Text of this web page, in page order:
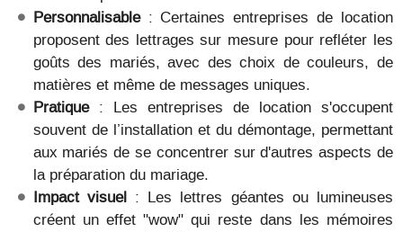
Personnalisable: Certaines entreprises de location
proposent des lettrages sur mesure pour refléter les
goûts des mariés, avec des choix de couleurs, de
matières et même de messages uniques.
Pratique: Les entreprises de location s'occupent
souvent de l’installation et du démontage, permettant
aux mariés de se concentrer sur d'autres aspects de
la préparation du mariage.
Impact visuel: Les lettres géantes ou lumineuses
créent un effet "wow" qui reste dans les mémoires